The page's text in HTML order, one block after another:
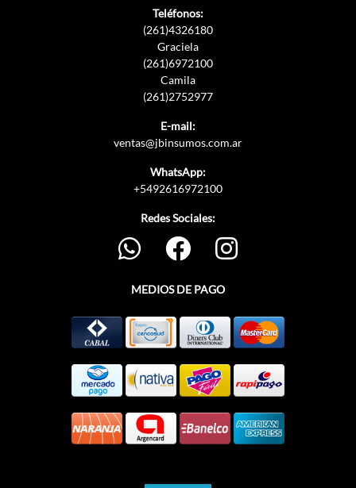
Teléfonos:
(261)4326180
Graciela
(261)6972100
Camila
(261)2752977
E-mail:
ventas@jbinsumos.com.ar
WhatsApp:
+5492616972100
Redes Sociales:
MEDIOS DE PAGO